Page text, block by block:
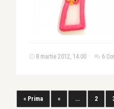
8 martie 2012, 14:00 6
« Prima « ... 2